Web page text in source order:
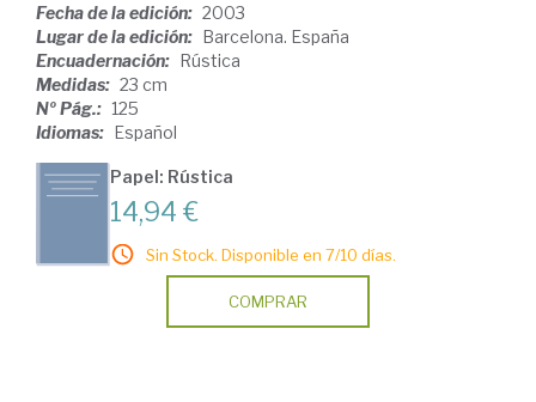
Fecha de la edición: 2003
Lugar de la edición: Barcelona. España
Encuadernación: Rústica
Medidas: 23 cm
Nº Pág.: 125
Idiomas: Español
Papel: Rústica
14,94 €
Sin Stock. Disponible en 7/10 días.
COMPRAR